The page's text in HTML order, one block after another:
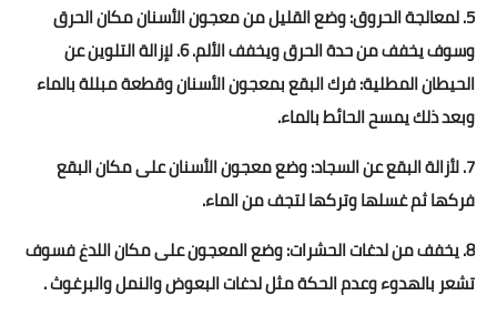
الطهاة العرب
مقالات
نصائح وفوائد
5. لمعالجة الحروق: وضع القليل من معجون الأسنان مكان الحرق
وسوف يخفف من حدة الحرق ويخفف الألم. 6. لإزالة التلوين عن
الحيطان المطلية: فرك البقع بمعجون الأسنان وقطعة مبللة بالماء
وبعد ذلك يمسح الحائط بالماء.
7. لأزالة البقع عن السجاد: وضع معجون الأسنان على مكان البقع
فركها ثم غسلها وتركها لتجف من الماء.
8. يخفف من لدغات الحشرات: وضع المعجون على مكان اللدغ فسوف
تشعر بالهدوء وعدم الحكة مثل لدغات البعوض والنمل والبرغوث .